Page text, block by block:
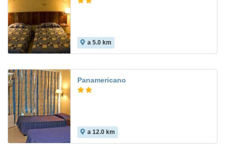
a 5.0 km
Panamericano
a 12.0 km